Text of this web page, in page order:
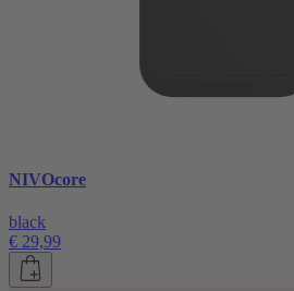
NIVOcore
black
€ 29,99